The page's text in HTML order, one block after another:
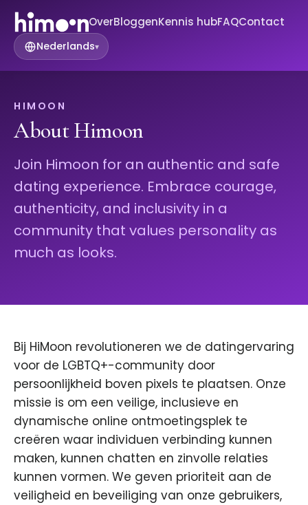
OverBloggenKennis hubFAQContact
Nederlands▾
HIMOON
About Himoon
Join Himoon for an authentic and safe
dating experience. Embrace courage,
authenticity, and inclusivity in a
community that values personality as
much as looks.
Bij HiMoon revolutioneren we de datingervaring
voor de LGBTQ+-community door
persoonlijkheid boven pixels te plaatsen. Onze
missie is om een veilige, inclusieve en
dynamische online ontmoetingsplek te
creëren waar individuen verbinding kunnen
maken, kunnen chatten en zinvolle relaties
kunnen vormen. We geven prioriteit aan de
veiligheid en beveiliging van onze gebruikers,